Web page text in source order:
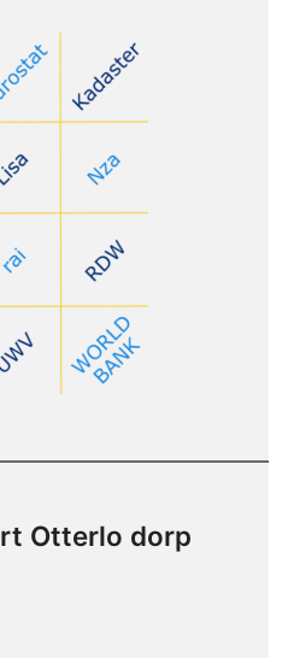
Otterlo dorp